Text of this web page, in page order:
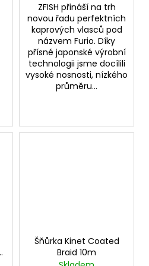
ZFISH přináší na trh
novou řadu perfektních
kaprových vlasců pod
názvem Furio. Díky
přísné japonské výrobní
technologii jsme docílili
vysoké nosnosti, nízkého
průměru...
Šňůrka Kinet Coated
Braid 10m